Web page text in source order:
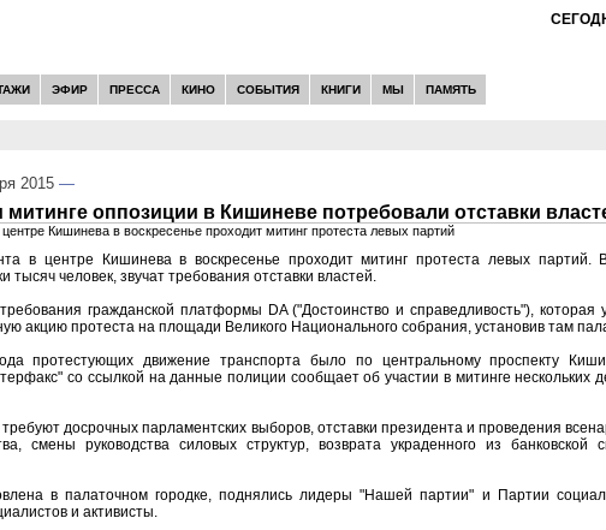
ЭФИР ПРЕССА КИНО СОБЫТИЯ КНИГИ МЫ ПАМЯТЬ
2015 —
оппозиции в Кишиневе потребовали отставки
Кишинева в воскресенье проходит митинг протеста левых партий
в центре Кишинева в воскресенье проходит митинг протеста левых партий.
тысяч человек, звучат требования отставки властей.
гражданской платформы DA ("Достоинство и справедливость"), которая
акцию протеста на площади Великого Национального собрания, установив там
протестующих движение транспорта было по центральному проспекту
со ссылкой на данные полиции сообщает об участии в митинге нескольких
досрочных парламентских выборов, отставки президента и проведения
смены руководства силовых структур, возврата украденного из банковской
в палаточном городке, поднялись лидеры "Нашей партии" и Партии
и активисты.